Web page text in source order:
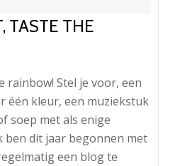
TASTE THE
rainbow! Stel je voor, een
één kleur, een muziekstuk
soep met als enige
dit jaar begonnen met
een blog te